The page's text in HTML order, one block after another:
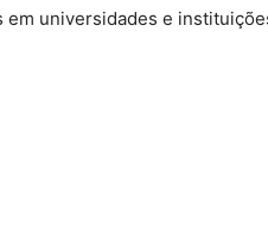
universidades e